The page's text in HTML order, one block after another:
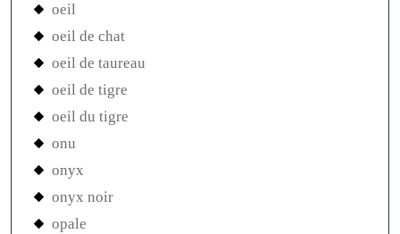
oeil
oeil de chat
oeil de taureau
oeil de tigre
oeil du tigre
onu
onyx
onyx noir
opale